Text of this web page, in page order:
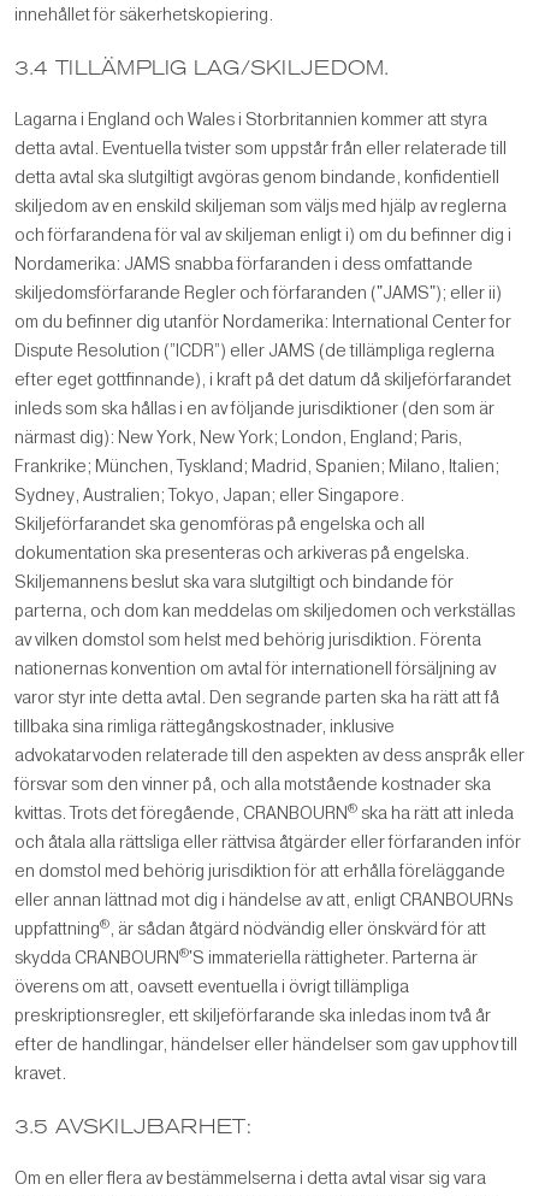
innehållet för säkerhetskopiering.
3.4 TILLÄMPLIG LAG/SKILJEDOM.
Lagarna i England och Wales i Storbritannien kommer att styra
detta avtal. Eventuella tvister som uppstår från eller relaterade till
detta avtal ska slutgiltigt avgöras genom bindande, konfidentiell
skiljedom av en enskild skiljeman som väljs med hjälp av reglerna
och förfarandena för val av skiljeman enligt i) om du befinner dig i
Nordamerika: JAMS snabba förfaranden i dess omfattande
skiljedomsförfarande Regler och förfaranden ("JAMS"); eller ii)
om du befinner dig utanför Nordamerika: International Center for
Dispute Resolution (”ICDR”) eller JAMS (de tillämpliga reglerna
efter eget gottfinnande), i kraft på det datum då skiljeförfarandet
inleds som ska hållas i en av följande jurisdiktioner (den som är
närmast dig): New York, New York; London, England; Paris,
Frankrike; München, Tyskland; Madrid, Spanien; Milano, Italien;
Sydney, Australien; Tokyo, Japan; eller Singapore.
Skiljeförfarandet ska genomföras på engelska och all
dokumentation ska presenteras och arkiveras på engelska.
Skiljemannens beslut ska vara slutgiltigt och bindande för
parterna, och dom kan meddelas om skiljedomen och verkställas
av vilken domstol som helst med behörig jurisdiktion. Förenta
nationernas konvention om avtal för internationell försäljning av
varor styr inte detta avtal. Den segrande parten ska ha rätt att få
tillbaka sina rimliga rättegångskostnader, inklusive
advokatarvoden relaterade till den aspekten av dess anspråk eller
försvar som den vinner på, och alla motstående kostnader ska
kvittas. Trots det föregående, CRANBOURN® ska ha rätt att inleda
och åtala alla rättsliga eller rättvisa åtgärder eller förfaranden inför
en domstol med behörig jurisdiktion för att erhålla föreläggande
eller annan lättnad mot dig i händelse av att, enligt CRANBOURNs
uppfattning®, är sådan åtgärd nödvändig eller önskvärd för att
skydda CRANBOURN®'S immateriella rättigheter. Parterna är
överens om att, oavsett eventuella i övrigt tillämpliga
preskriptionsregler, ett skiljeförfarande ska inledas inom två år
efter de handlingar, händelser eller händelser som gav upphov till
kravet.
3.5 AVSKILJBARHET:
Om en eller flera av bestämmelserna i detta avtal visar sig vara